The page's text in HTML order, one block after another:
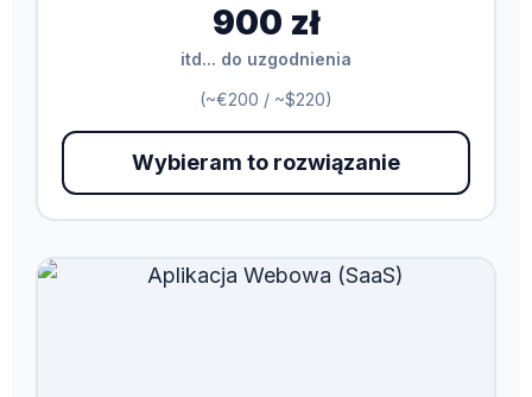
900 zł
itd... do uzgodnienia
(~€200 / ~$220)
Wybieram to rozwiązanie